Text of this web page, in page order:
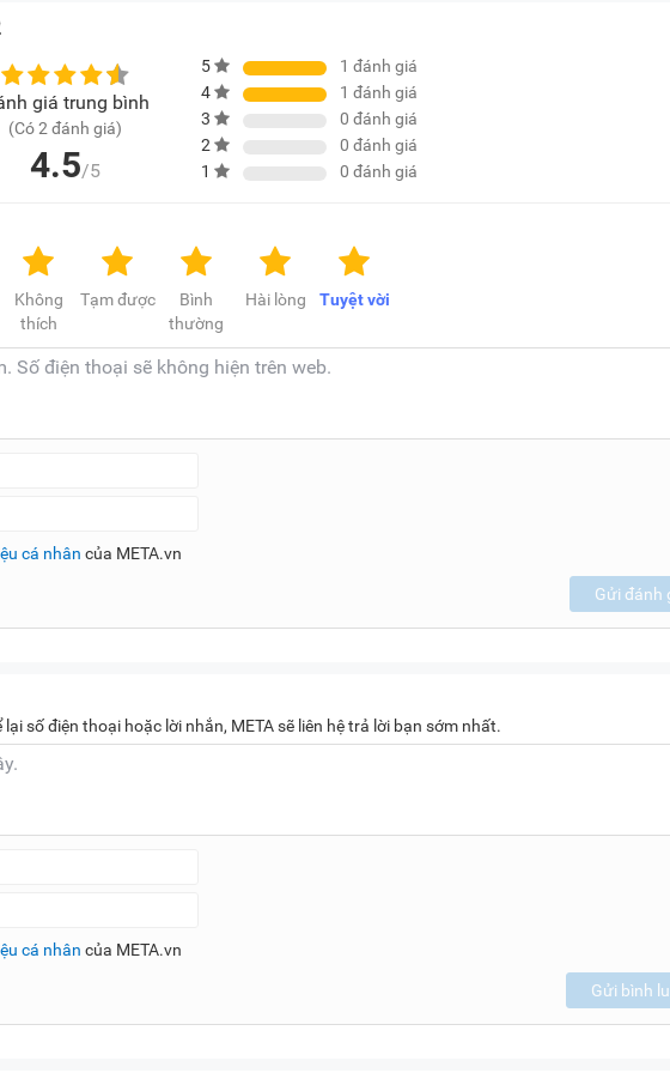
giá trung bình
(Có 2 đánh giá)
4.5/5
5 1 đánh giá
4
1 đánh giá
3
0 đánh giá
2
0 đánh giá
1
0 đánh giá
Tuyệt vời
Hài lòng
Bình
thường
Tạm được
Không
thích
cá nhân của META.vn
Gửi đánh
số điện thoại hoặc lời nhắn, META sẽ liên hệ trả lời bạn sớm nhất.
cá nhân của META.vn
Gửi bình